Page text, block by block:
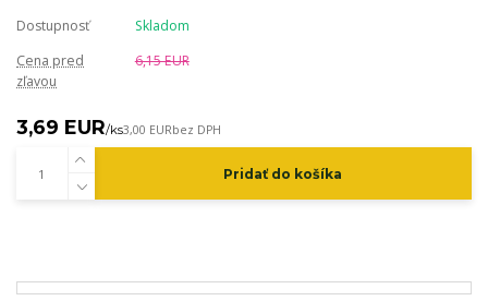
Dostupnosť
Skladom
Cena pred
zľavou
6,15 EUR
3,69 EUR/ks3,00 EURbez DPH
Pridať do košíka